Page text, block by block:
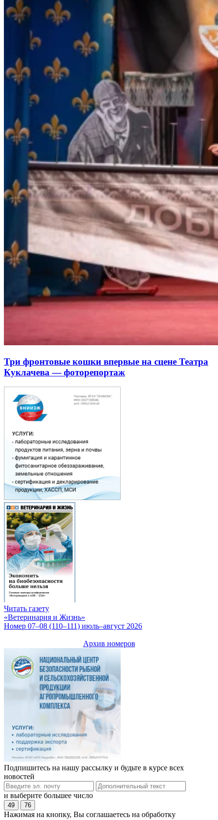
Три фронтовые кошки впервые на сцене Театра
Куклачева — фоторепортаж
Читать газету
«Ветеринария и Жизнь»
Номер 07–08 (110–111) июль–август 2026
Архив номеров
Подпишитесь на нашу рассылку и будьте в курсе всех
новостей
и выберите большее число
49 76
Нажимая на кнопку, Вы соглашаетесь на обработку